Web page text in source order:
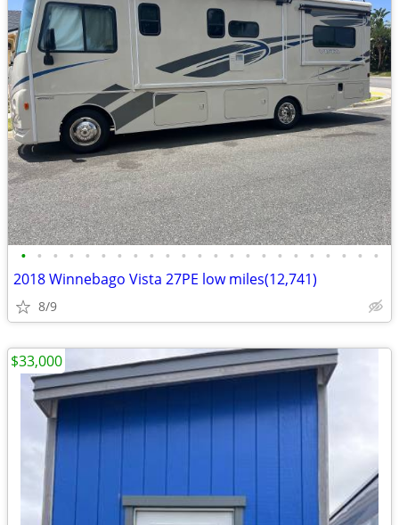
• • • • • • • • • • • • • • • • • • • • • • •
2018 Winnebago Vista 27PE low miles(12,741)
8/9
$33,000